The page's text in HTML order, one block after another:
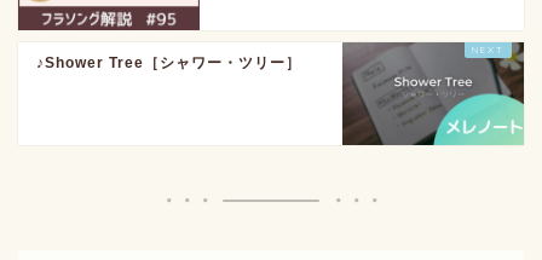
♪Shower Tree［シャワー・ツリー］